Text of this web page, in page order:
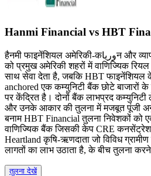
Hanmi Financial vs HBT
हैनमी फाइनेंशियल अमेरिकी-कورياन और व्यापक इमिग्रेंट बिज़नेस कम्युनिटीज
को प्रमुख अमेरिकी शहरों में वाणिज्यिक
साथ सेवा देता है, जबकि HBT फाइनेंशियल
anchored एक कम्युनिटी बैंक छोटे बाजारों
पर केंद्रित है। दोनों बैंक लाभप्रद
और उनके आकार की तुलना में मजबूत पूंजी
बनाम HBT Financial तुलना निवेशकों को
वाणिज्यिक बैंक जिसकी केप CRE
Heartland कृषि-ऋणदाता जो विविध
लागतों का लाभ उठाता है, के बीच तुलना
तुलना देखें